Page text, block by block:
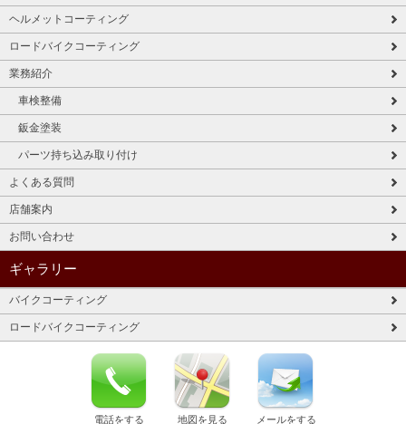
ヘルメットコーティング
ロードバイクコーティング
業務紹介
車検整備
鈑金塗装
パーツ持ち込み取り付け
よくある質問
店舗案内
お問い合わせ
ギャラリー
バイクコーティング
ロードバイクコーティング
電話をする 地図を見る メールをする